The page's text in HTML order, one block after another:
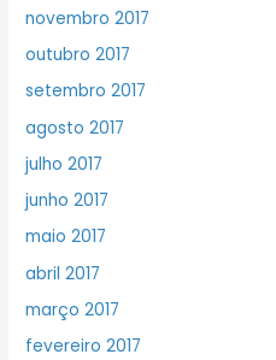
novembro 2017
outubro 2017
setembro 2017
agosto 2017
julho 2017
junho 2017
maio 2017
abril 2017
março 2017
fevereiro 2017